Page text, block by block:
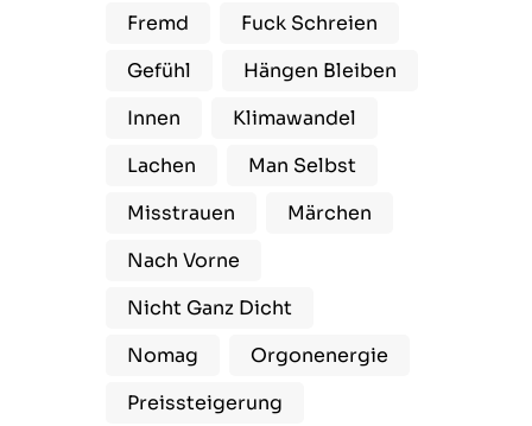
Fremd
Fuck Schreien
Gefühl
Hängen Bleiben
Innen
Klimawandel
Lachen
Man Selbst
Misstrauen
Märchen
Nach Vorne
Nicht Ganz Dicht
Nomag
Orgonenergie
Preissteigerung